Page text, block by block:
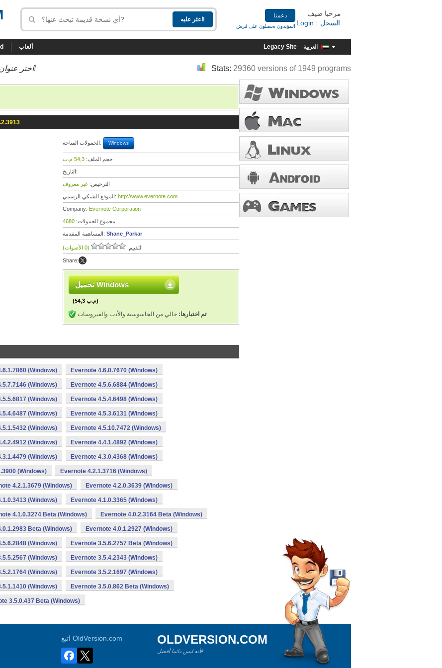
دعمنا
المؤيدون يحصلون على قرش
مرحبا ضيف
Login
السجل
ألعاب Legacy Site العربية
اخترإلى أسفل إلى النسخة التي تحب! Stats: 29360 versions of 1949 programs
الحمولات المتاحة: Windows
حجم الملف: 54,3 م.ب
التاريخ:
الترخيص: غير معروف
الموقع الشبكي الرسمي: http://www.evernote.com
Company: Evernote Corporation
مجموع الحمولات: 4680
المساهمة المقدمة: Shane_Parkar
التقييم: (0 الأصوات)
Share:
تحميل Windows
(54,3 م.ب)
تم اختبارها: خالي من الجاسوسية والأدب والفيروسات
(Windows) Evernote 4.6.0.7670 (Windows)
(Windows) Evernote 4.5.6.6884 (Windows)
(Windows) Evernote 4.5.4.6498 (Windows)
(Windows) Evernote 4.5.3.6131 (Windows)
(Windows) Evernote 4.5.10.7472 (Windows)
(Windows) Evernote 4.4.1.4892 (Windows)
(Windows) Evernote 4.3.0.4368 (Windows)
(Windows) Evernote 4.2.1.3716 (Windows)
4.2.1.3679 (Windows) Evernote 4.2.0.3639 (Windows)
(Windows) Evernote 4.1.0.3365 (Windows)
4.1.0.3274 Beta (Windows) Evernote 4.0.2.3164 Beta (Windows)
Beta (Windows) Evernote 4.0.1.2927 (Windows)
(Windows) Evernote 3.5.6.2757 Beta (Windows)
(Windows) Evernote 3.5.4.2343 (Windows)
(Windows) Evernote 3.5.2.1697 (Windows)
(Windows) Evernote 3.5.0.862 Beta (Windows)
3.5.0.437 Beta (Windows)
اتبع OldVersion.com OLDVERSION.COM
لأنه ليس دائما أفضل!